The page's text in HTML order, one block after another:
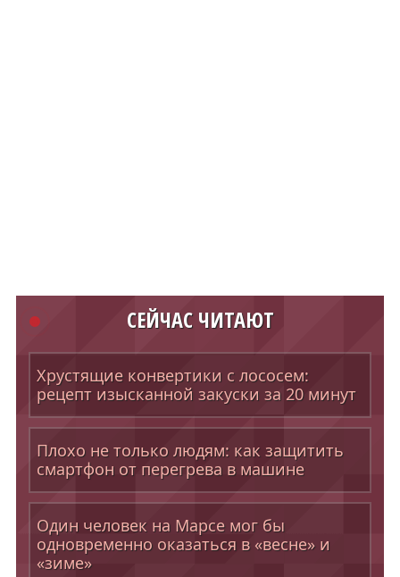
СЕЙЧАС ЧИТАЮТ
Хрустящие конвертики с лососем:
рецепт изысканной закуски за 20 минут
Плохо не только людям: как защитить
смартфон от перегрева в машине
Один человек на Марсе мог бы
одновременно оказаться в «весне» и
«зиме»